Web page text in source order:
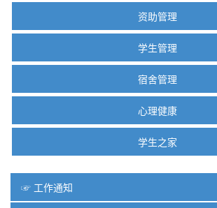
资助管理
学生管理
宿舍管理
心理健康
学生之家
☞ 工作通知